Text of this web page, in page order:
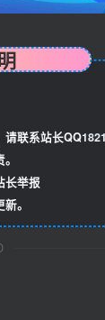
请联系站长QQ
长举报
。